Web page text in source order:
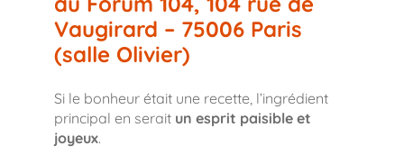
Vaugirard – 75006 Paris
(salle Olivier)
Si le bonheur était une recette, l’ingrédient
principal en serait un esprit paisible et
joyeux.